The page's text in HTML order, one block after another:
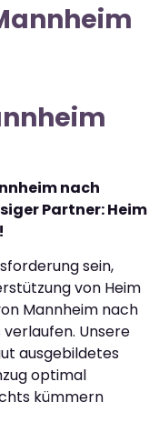
nach
Partner: Heim
sein,
von Heim
Mannheim nach
Unsere
ausgebildetes
optimal
kümmern